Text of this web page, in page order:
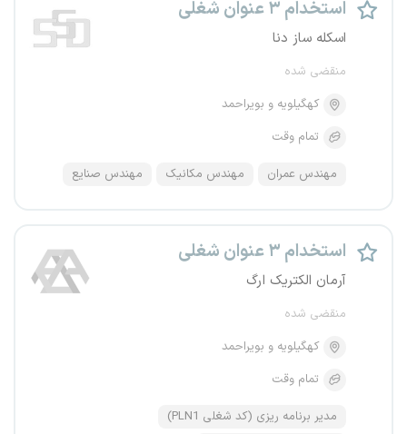
استخدام ۳ عنوان شغلی
اسکله ساز دنا
منقضی شده
کهگیلویه و بویراحمد
تمام وقت
مهندس عمران مهندس مکانیک مهندس صنایع
استخدام ۳ عنوان شغلی
آرمان الکتریک ارگ
منقضی شده
کهگیلویه و بویراحمد
تمام وقت
مدیر برنامه ریزی (کد شغلی PLN1)